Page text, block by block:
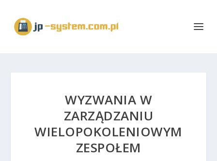
WYZWANIA W
ZARZĄDZANIU
WIELOPOKOLENIOWYM
ZESPOŁEM